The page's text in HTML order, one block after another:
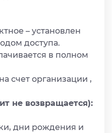
– установлен
доступа.
в полном
счет организации ,
не возвращается):
дни рождения и